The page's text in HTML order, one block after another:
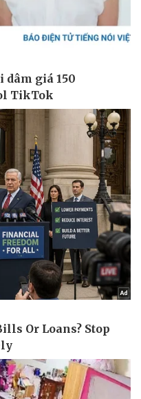
Quân sự - Quốc phòng
Việt Nam
Phân tích